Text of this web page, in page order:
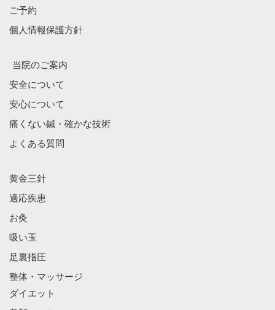
ご予約
個人情報保護方針
当院のご案内
安全について
安心について
痛くない鍼・確かな技術
よくある質問
黄金三針
適応疾患
お灸
吸い玉
足裏指圧
整体・マッサージ
ダイエット